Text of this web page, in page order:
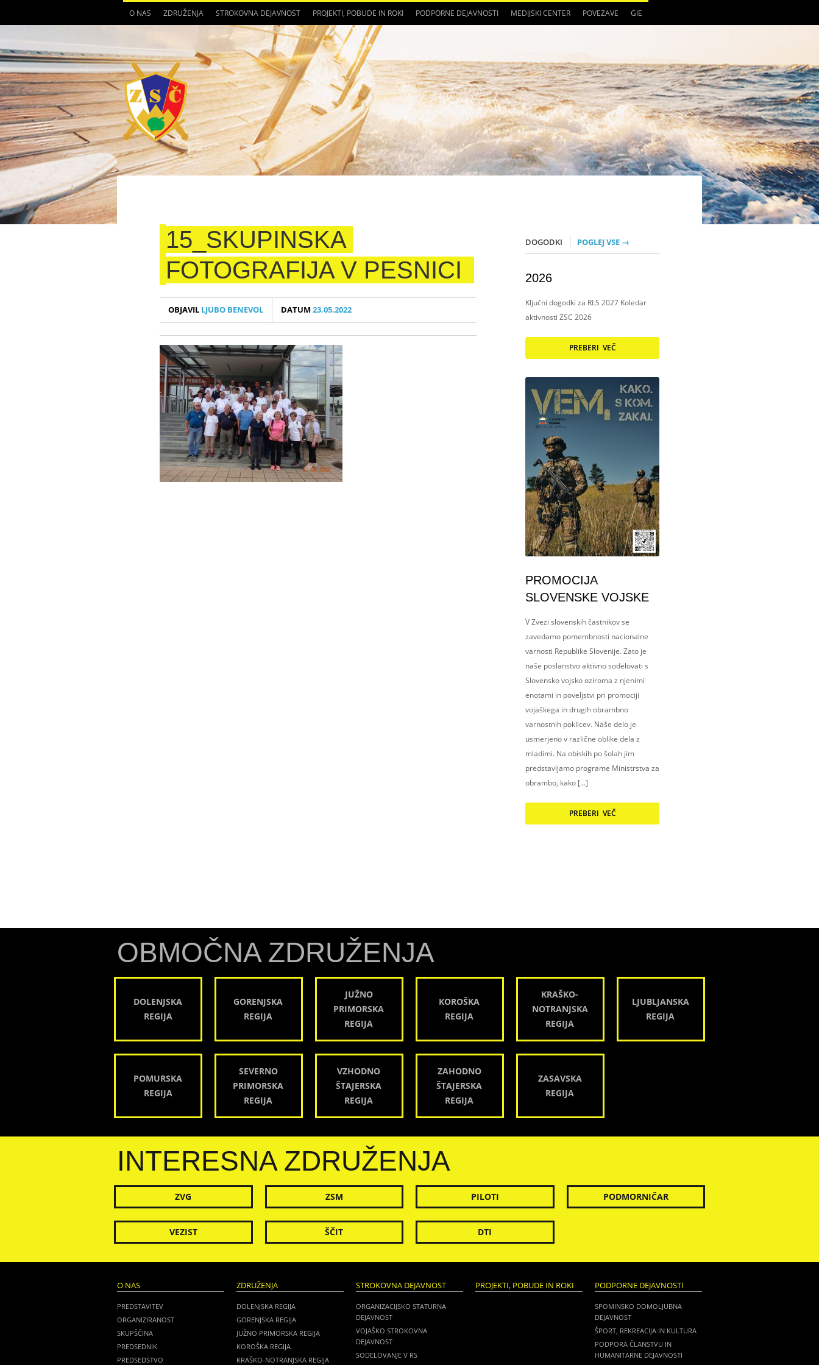
O NAS ZDRUŽENJA STROKOVNA DEJAVNOST PROJEKTI, POBUDE IN ROKI PODPORNE DEJAVNOSTI MEDIJSKI CENTER POVEZAVE GIE
15_SKUPINSKA
FOTOGRAFIJA V PESNICI
OBJAVIL LJUBO BENEVOL DATUM23.05.2022
DOGODKI POGLEJ VSE →
2026
Ključni dogodki za RLS 2027 Koledar
aktivnosti ZSC 2026
PREBERI VEČ
PROMOCIJA
SLOVENSKE VOJSKE
V Zvezi slovenskih častnikov se
zavedamo pomembnosti nacionalne
varnosti Republike Slovenije. Zato je
naše poslanstvo aktivno sodelovati s
Slovensko vojsko oziroma z njenimi
enotami in poveljstvi pri promociji
vojaškega in drugih obrambno
varnostnih poklicev. Naše delo je
usmerjeno v različne oblike dela z
mladimi. Na obiskih po šolah jim
predstavljamo programe Ministrstva za
obrambo, kako […]
PREBERI VEČ
OBMOČNA ZDRUŽENJA
DOLENJSKA
REGIJA
GORENJSKA
REGIJA
JUŽNO
PRIMORSKA
REGIJA
KOROŠKA
REGIJA
KRAŠKO-
NOTRANJSKA
REGIJA
LJUBLJANSKA
REGIJA
POMURSKA
REGIJA
SEVERNO
PRIMORSKA
REGIJA
VZHODNO
ŠTAJERSKA
REGIJA
ZAHODNO
ŠTAJERSKA
REGIJA
ZASAVSKA
REGIJA
INTERESNA ZDRUŽENJA
ZVG ZSM PILOTI PODMORNIČAR
VEZIST ŠČIT DTI
O NAS
PREDSTAVITEV
ORGANIZIRANOST
SKUPŠČINA
PREDSEDNIK
PREDSEDSTVO
ZDRUŽENJA
DOLENJSKA REGIJA
GORENJSKA REGIJA
JUŽNO PRIMORSKA REGIJA
KOROŠKA REGIJA
KRAŠKO-NOTRANJSKA REGIJA
STROKOVNA DEJAVNOST
ORGANIZACIJSKO STATURNA
DEJAVNOST
VOJAŠKO STROKOVNA
DEJAVNOST
SODELOVANJE V RS
PROJEKTI, POBUDE IN ROKI PODPORNE DEJAVNOSTI
SPOMINSKO DOMOLJUBNA
DEJAVNOST
ŠPORT, REKREACIJA IN KULTURA
PODPORA ČLANSTVU IN
HUMANITARNE DEJAVNOSTI